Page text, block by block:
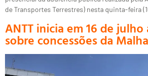
de Transportes Terrestres) nesta quinta-feira
ANTT inicia em 16 de
sobre concessões da